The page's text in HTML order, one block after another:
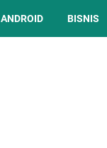
ANDROID BISNIS